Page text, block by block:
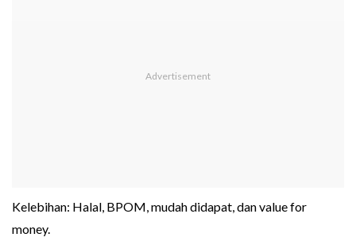
Kelebihan: Halal, BPOM, mudah didapat, dan value for
money.